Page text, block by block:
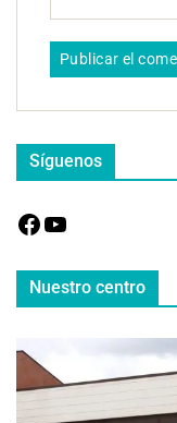
Síguenos
Nuestro centro